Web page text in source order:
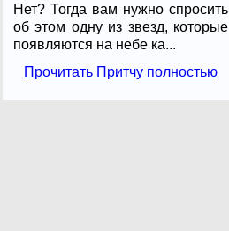
Нет? Тогда вам нужно спросить
об этом одну из звезд, которые
появляются на небе ка...
Прочитать Притчу полностью